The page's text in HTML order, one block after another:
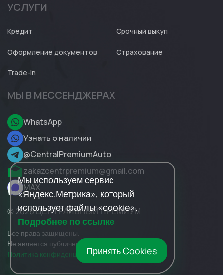
УСЛУГИ
Кредит Срочный выкуп
Оформление документов Страхование
Trade-in
МЫ В МЕССЕНДЖЕРАХ
WhatsApp
Узнать о наличии
@CentralPremiumAuto
zakazcentrpremium@gmail.com
MAX
© 2026 ЦЕНТРАЛЬНЫЙ ПРЕМИУМ
Все права защищены.
Не является публичной офертой.
Политика конфиденциальности
Мы используем сервис
«Яндекс.Метрика», который
использует файлы «cookie».
Подробнее по ссылке
Принять Cookies